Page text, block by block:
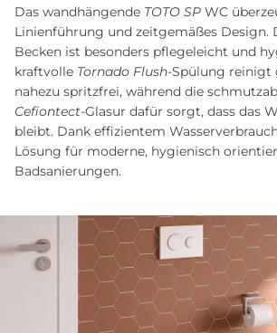
Das wandhängende TOTO SP WC
Linienführung und zeitgemäßes Design.
Becken ist besonders pflegeleicht und
kraftvolle Tornado Flush-Spülung reinigt
nahezu spritzfrei, während die
Cefiontect-Glasur dafür sorgt, dass das
bleibt. Dank effizientem
Lösung für moderne, hygienisch
Badsanierungen.